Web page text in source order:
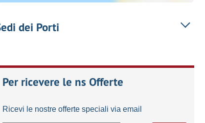
Sedi dei Porti
Per ricevere le ns Offerte
Ricevi le nostre offerte speciali via email